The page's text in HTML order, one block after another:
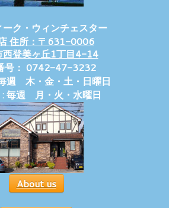
ーク・ウィンチェスター
住所：〒631-0006
西登美ヶ丘1丁目4-14
号： 0742-47-3232
週 木・金・土・日曜日
: 毎週 月・火・水曜日
About us